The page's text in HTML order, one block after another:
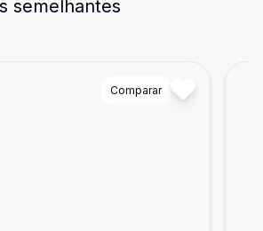
semelhantes
Comparar